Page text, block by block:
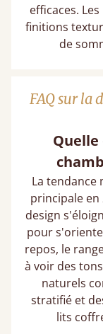
efficaces.
finitions
de
FAQ sur la
La tendance
principale​
design
pour
repos, le
à voir des
naturels
stratifié et
lits